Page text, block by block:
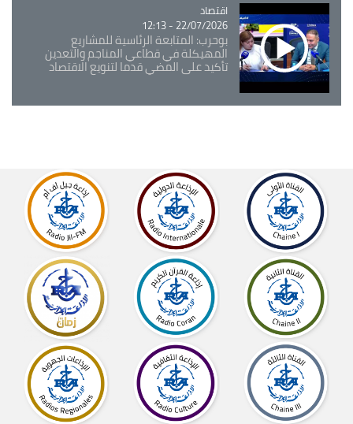
Catégorie
اقتصاد
22/07/2026 - 12:13
بوحرب: المتابعة الرئاسية للمشاريع
المهيكلة في قطاعي المناجم والتعدين
تأكيد على المضي قدما لتنويع الاقتصاد